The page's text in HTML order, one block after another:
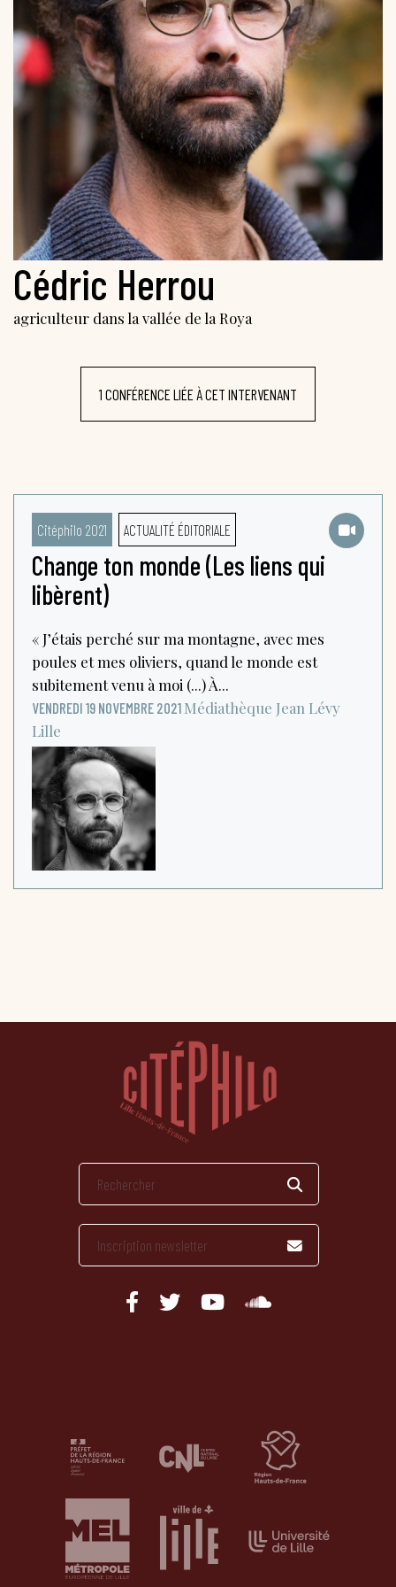
Cédric Herrou
agriculteur dans la vallée de la Roya
1 CONFÉRENCE LIÉE À CET INTERVENANT
Citéphilo 2021 ACTUALITÉ ÉDITORIALE
Change ton monde (Les liens qui
libèrent)
« J’étais perché sur ma montagne, avec mes
poules et mes oliviers, quand le monde est
subitement venu à moi (...) À...
VENDREDI 19 NOVEMBRE 2021 Médiathèque Jean Lévy
Lille